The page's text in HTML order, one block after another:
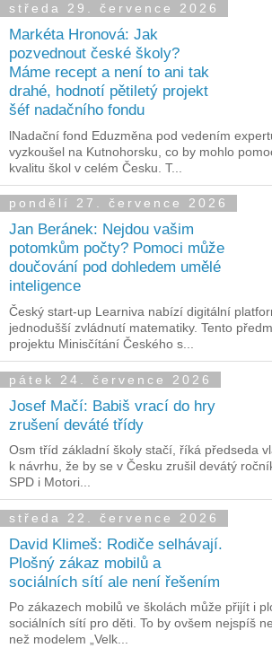
středa 29. července 2026
Markéta Hronová: Jak
pozvednout české školy?
Máme recept a není to ani tak
drahé, hodnotí pětiletý projekt
šéf nadačního fondu
lNadační fond Eduzměna pod vedením
vyzkoušel na Kutnohorsku, co by mohlo
kvalitu škol v celém Česku. T...
pondělí 27. července 2026
Jan Beránek: Nejdou vašim
potomkům počty? Pomoci může
doučování pod dohledem umělé
inteligence
Český start-up Learniva nabízí digitální
jednodušší zvládnutí matematiky. Tento
projektu Minisčítání Českého s...
pátek 24. července 2026
Josef Mačí: Babiš vrací do hry
zrušení deváté třídy
Osm tříd základní školy stačí, říká předseda
k návrhu, že by se v Česku zrušil devátý
SPD i Motori...
středa 22. července 2026
David Klimeš: Rodiče selhávají.
Plošný zákaz mobilů a
sociálních sítí ale není řešením
Po zákazech mobilů ve školách může přijít i
sociálních sítí pro děti. To by ovšem nejspíš
než modelem „Velk...